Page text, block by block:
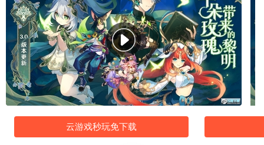
云游戏秒玩免下载